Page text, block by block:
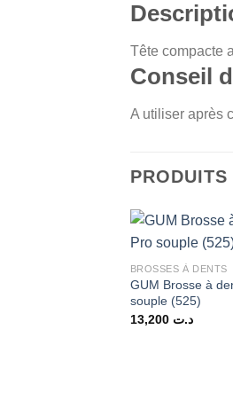
Tête compacte
Conseil
A utiliser après
BROSSES À DENTS
GUM Brosse à
souple (525)
د.ت 13,200